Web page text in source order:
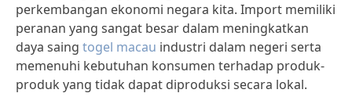
perkembangan ekonomi negara kita. Import memiliki
peranan yang sangat besar dalam meningkatkan
daya saing togel macau industri dalam negeri serta
memenuhi kebutuhan konsumen terhadap produk-
produk yang tidak dapat diproduksi secara lokal.